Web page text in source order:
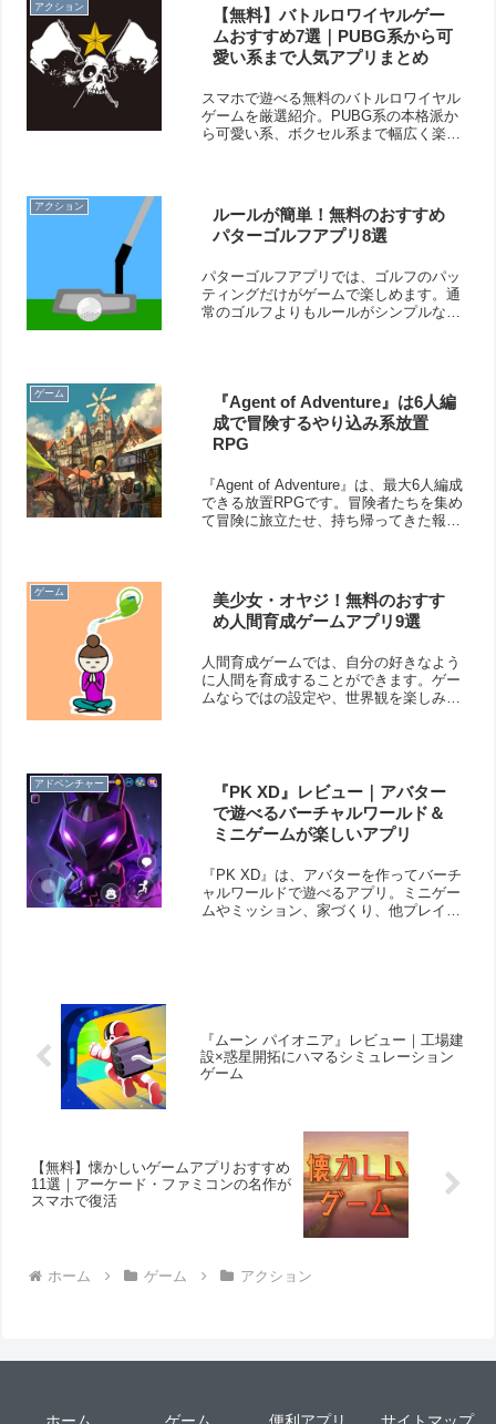
アクション
【無料】バトルロワイヤルゲー
ムおすすめ7選｜PUBG系から可
愛い系まで人気アプリまとめ
スマホで遊べる無料のバトルロワイヤル
ゲームを厳選紹介。PUBG系の本格派か
ら可愛い系、ボクセル系まで幅広く楽し
アクション
ルールが簡単！無料のおすすめ
パターゴルフアプリ8選
パターゴルフアプリでは、ゴルフのパッ
ティングだけがゲームで楽しめます。通
常のゴルフよりもルールがシンプルなの
ゲーム
『Agent of Adventure』は6人編
成で冒険するやり込み系放置
RPG
『Agent of Adventure』は、最大6人編成
できる放置RPGです。冒険者たちを集め
て冒険に旅立たせ、持ち帰ってきた報酬
ますよ！
ゲーム
美少女・オヤジ！無料のおすす
め人間育成ゲームアプリ9選
人間育成ゲームでは、自分の好きなよう
に人間を育成することができます。ゲー
ムならではの設定や、世界観を楽しみな
す。
アドベンチャー
『PK XD』レビュー｜アバター
で遊べるバーチャルワールド＆
ミニゲームが楽しいアプリ
『PK XD』は、アバターを作ってバーチ
ャルワールドで遊べるアプリ。ミニゲー
ムやミッション、家づくり、他プレイヤ
『ムーン パイオニア』レビュー｜工場建
設×惑星開拓にハマるシミュレーション
ゲーム
【無料】懐かしいゲームアプリおすすめ
11選｜アーケード・ファミコンの名作が
スマホで復活
ホーム ゲーム アクション
ホーム ゲーム 便利アプリ サイトマップ